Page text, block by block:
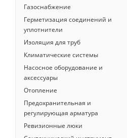
Газоснабжение
Герметизация соединений и
уплотнители
Изоляция для труб
Климатические системы
Насосное оборудование и
аксессуары
Отопление
Предохранительная и
регулирующая арматура
Ревизионные люки